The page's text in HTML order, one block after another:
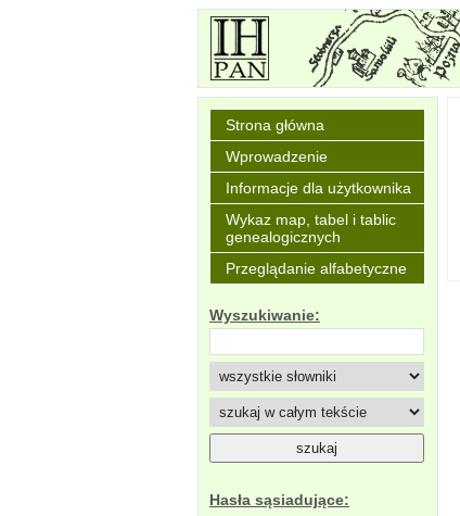
Strona główna
Wprowadzenie
Informacje dla użytkownika
Wykaz map, tabel i tablic
genealogicznych
Przeglądanie alfabetyczne
Wyszukiwanie:
Hasła sąsiadujące: